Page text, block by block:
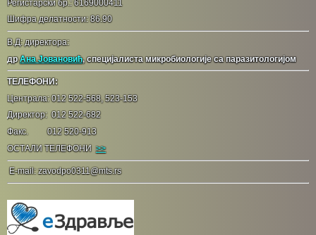
Регистарски бр.: 6169000411
Шифра делатности: 86.90
В.Д: директора:
дрАна Јовановић, специјалиста микробиологије са паразитологијом
ТЕЛЕФОНИ:
Централа: 012 522-568, 523-153
Директор: 012 522-682
Факс. 012 520-913
ОСТАЛИ ТЕЛЕФОНИ>>
E-mail: zavodpo0311@mts.rs